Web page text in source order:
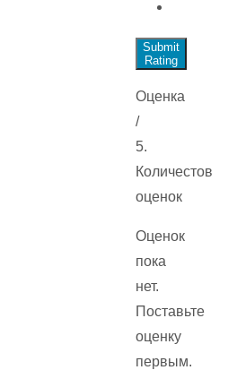
Submit
Rating
Оценка
/
5.
Количестов
оценок
Оценок
пока
нет.
Поставьте
оценку
первым.